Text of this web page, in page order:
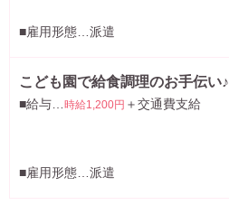
■雇用形態…派遣
こども園で給食調理のお手伝い♪
■給与… 時給1,200円 ＋交通費支給
■雇用形態…派遣